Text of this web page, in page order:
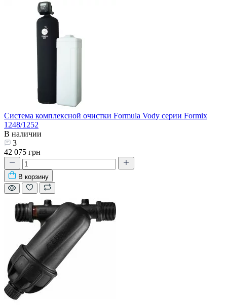
Система комплексной очистки Formula Vody серии Formix
1248/1252
В наличии
3
42 075 грн
В корзину